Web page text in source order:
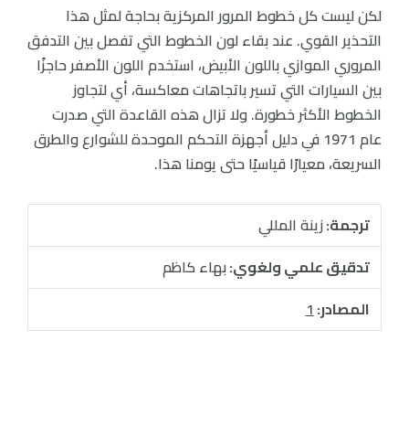
لكن ليست كل خطوط المرور المركزية بحاجة لمثل هذا
التحذير القوي. عند بقاء لون الخطوط التي تفصل بين التدفق
المروري الموازي باللون الأبيض، استخدم اللون الأصفر حاجزًا
بين السيارات التي تسير باتجاهات معاكسة، أي لتجاوز
الخطوط الأكثر خطورة. ولا تزال هذه القاعدة التي صدرت
عام 1971 في دليل أجهزة التحكم الموحدة للشوارع والطرق
السريعة، معيارًا قياسيًا حتى يومنا هذا.
ترجمة:زينة المللي
تدقيق علمي ولغوي:بهاء كاظم
المصادر:1